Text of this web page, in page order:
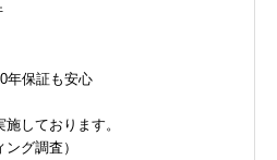
保証も安心
しております。
グ調査）